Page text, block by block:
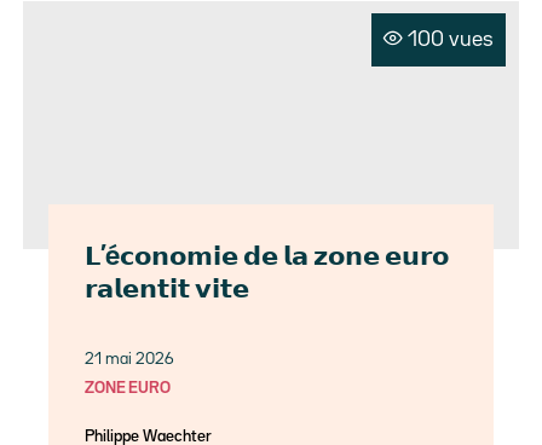
100 vues
𝗟’é𝗰𝗼𝗻𝗼𝗺𝗶𝗲 𝗱𝗲 𝗹𝗮 𝘇𝗼𝗻𝗲 𝗲𝘂𝗿𝗼
𝗿𝗮𝗹𝗲𝗻𝘁𝗶𝘁 𝘃𝗶𝘁𝗲
21 mai 2026
ZONE EURO
Philippe Waechter